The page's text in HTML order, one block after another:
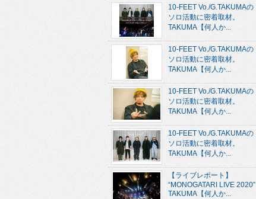
10-FEET Vo./G.TAKUMAの
ソロ活動に密着取材。
TAKUMA【何人か...
10-FEET Vo./G.TAKUMAの
ソロ活動に密着取材。
TAKUMA【何人か...
10-FEET Vo./G.TAKUMAの
ソロ活動に密着取材。
TAKUMA【何人か...
10-FEET Vo./G.TAKUMAの
ソロ活動に密着取材。
TAKUMA【何人か...
【ライブレポート】
“MONOGATARI LIVE 2020”
TAKUMA【何人か...